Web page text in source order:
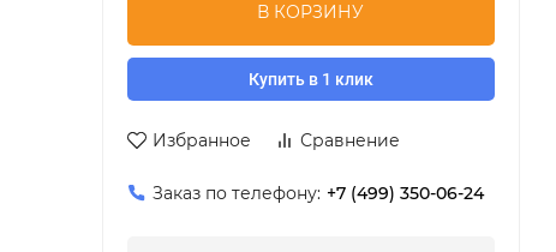
В КОРЗИНУ
Купить в 1 клик
Избранное Сравнение
Заказ по телефону: +7 (499) 350-06-24